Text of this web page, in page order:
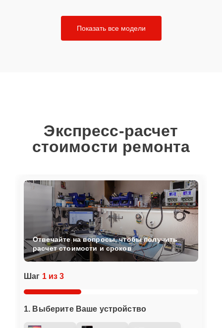
Показать все модели
Экспресс-расчет
стоимости ремонта
Шаг 1 из 3
1. Выберите Ваше устройство
Отвечайте на вопросы, чтобы получить
расчет стоимости и сроков